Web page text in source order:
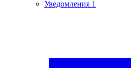
Уведомления 1